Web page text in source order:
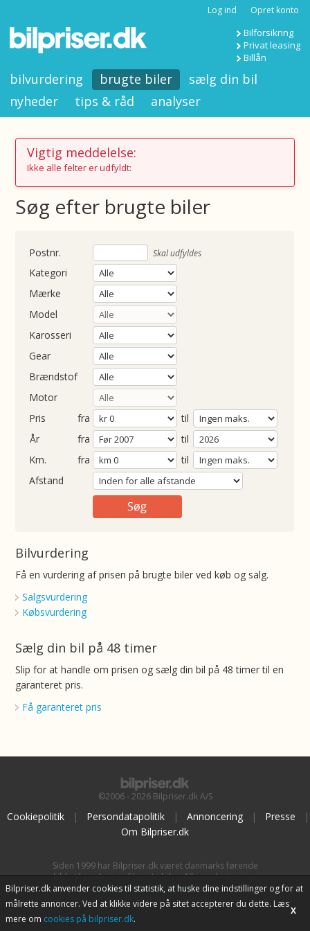
Log ind Opret konto
Bilforsikring
Privat leasing
Billån
bilvurdering brugte biler
sælg din bil
nyheder
tips & råd analyser
Vigtig meddelelse:
Ikke alle felter er udfyldt:
Søg efter brugte biler
Skal udfyldes
Kategori
Mærke
Model
Karosseri
Gear
Brændstof
Motor
Pris
fra
til
fra
til
fra
til
Afstand
Bilvurdering
Få en vurdering af prisen på brugte biler ved køb og salg.
Salgsvurdering
Købsvurdering
Sælg din bil på 48 timer
Slip for at handle om prisen og sælg din bil på 48 timer til en
garanteret pris.
Få garanteret pris
©2006 - 2026 Bilpriser.dk A/S
Cookiepolitik | Persondatapolitik | Annoncering | Presse
|
Om Bilpriser.dk
Siden 1999 har Bilpriser.dk været danmarks førende
kilde til vurdering af brugte biler. Alle vurderinger er
baseret påBilpriserPro Prisberegning , bilbranchens
uafhængige værktøj til bilvurdering.
Bilpriser.dk anvender cookies til statistik, at huske dine indstillinger og for at
målrette annoncer. Ved at klikke videre på sitet accepterer du dette. Læs
mere om cookies på bilpriser.dk.
X